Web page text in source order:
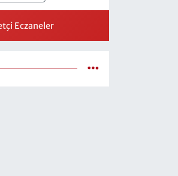
Eczaneler